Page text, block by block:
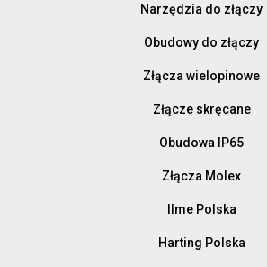
Narzędzia do złączy
Obudowy do złączy
Złącza wielopinowe
Złącze skręcane
Obudowa IP65
Złącza Molex
Ilme Polska
Harting Polska